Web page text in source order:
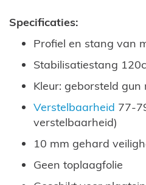
Specificaties:
Profiel en stang van
Stabilisatiestang
Kleur: geborsteld gun
Verstelbaarheid 77-
verstelbaarheid)
10 mm gehard
Geen toplaagfolie